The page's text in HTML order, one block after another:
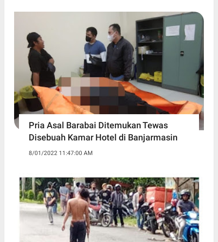
Pria Asal Barabai Ditemukan Tewas
Disebuah Kamar Hotel di Banjarmasin
8/01/2022 11:47:00 AM